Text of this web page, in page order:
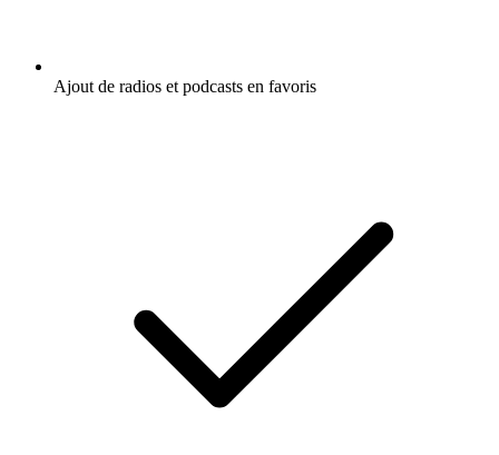
Ajout de radios et podcasts en favoris